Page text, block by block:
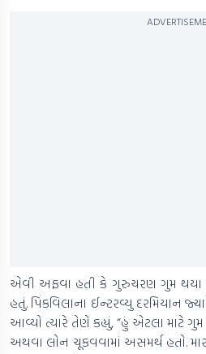
એવી અફવા હતી કે ગુરુચરણ ગુમ
હતું. પિંકવિલાના ઈન્ટરવ્યુ દરમિયાન
આવ્યો ત્યારે તેણે કહ્યું, “હું એટલા માટે
અથવા લોન ચૂકવવામાં અસમર્થ હતો.